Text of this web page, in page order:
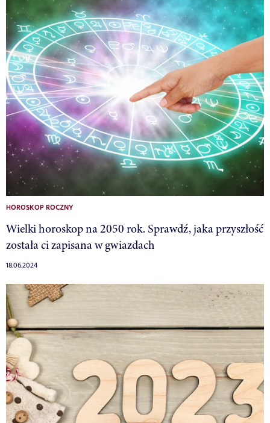
HOROSKOP ROCZNY
Wielki horoskop na 2050 rok. Sprawdź, jaka przyszłość
została ci zapisana w gwiazdach
18.06.2024